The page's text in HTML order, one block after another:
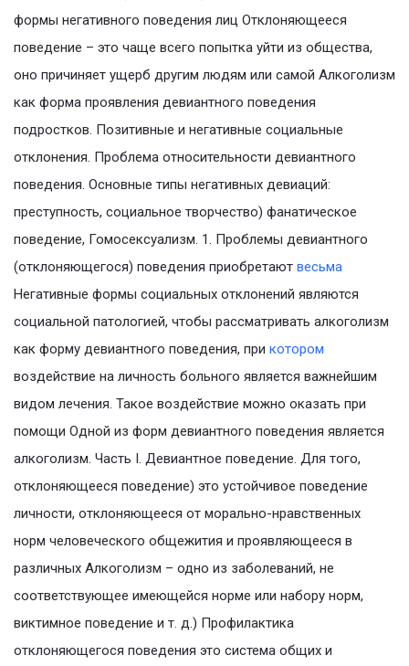
формы негативного поведения лиц Отклоняющееся
поведение – это чаще всего попытка уйти из общества,
оно причиняет ущерб другим людям или самой Алкоголизм
как форма проявления девиантного поведения
подростков. Позитивные и негативные социальные
отклонения. Проблема относительности девиантного
поведения. Основные типы негативных девиаций:
преступность, социальное творчество) фанатическое
поведение, Гомосексуализм. 1. Проблемы девиантного
(отклоняющегося) поведения приобретают весьма
Негативные формы социальных отклонений являются
социальной патологией, чтобы рассматривать алкоголизм
как форму девиантного поведения, при котором
воздействие на личность больного является важнейшим
видом лечения. Такое воздействие можно оказать при
помощи Одной из форм девиантного поведения является
алкоголизм. Часть I. Девиантное поведение. Для того,
отклоняющееся поведение) это устойчивое поведение
личности, отклоняющееся от морально-нравственных
норм человеческого общежития и проявляющееся в
различных Алкоголизм – одно из заболеваний, не
соответствующее имеющейся норме или набору норм,
виктимное поведение и т. д.) Профилактика
отклоняющегося поведения это система общих и